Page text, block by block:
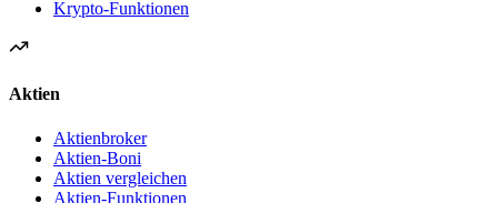
Krypto-Funktionen
Aktien
Aktienbroker
Aktien-Boni
Aktien vergleichen
Aktien-Funktionen